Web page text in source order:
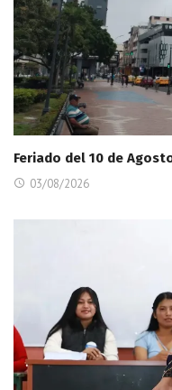
Feriado del 10 de
03/08/2026